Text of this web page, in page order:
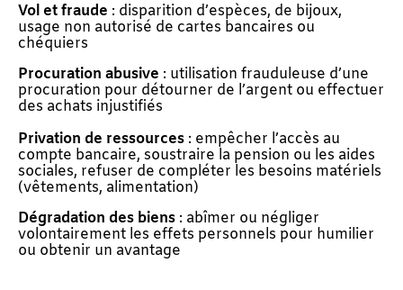
Vol et fraude : disparition d’espèces, de bijoux,
usage non autorisé de cartes bancaires ou
chéquiers
Procuration abusive : utilisation frauduleuse d’une
procuration pour détourner de l’argent ou effectuer
des achats injustifiés
Privation de ressources : empêcher l’accès au
compte bancaire, soustraire la pension ou les aides
sociales, refuser de compléter les besoins matériels
(vêtements, alimentation)
Dégradation des biens : abîmer ou négliger
volontairement les effets personnels pour humilier
ou obtenir un avantage